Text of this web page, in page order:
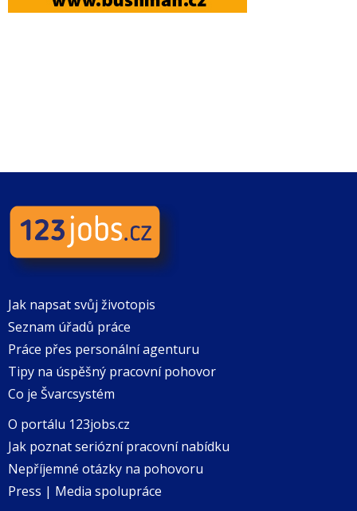
Jak napsat svůj životopis
Seznam úřadů práce
Práce přes personální agenturu
Tipy na úspěšný pracovní pohovor
Co je Švarcsystém
O portálu 123jobs.cz
Jak poznat seriózní pracovní nabídku
Nepříjemné otázky na pohovoru
Press | Media spolupráce